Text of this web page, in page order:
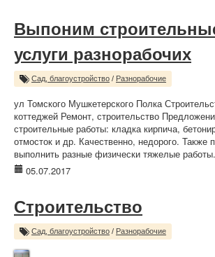
Выпоним
услуги разнорабочих
Сад, благоустройство / Разнорабочие
ул Томского Мушкетерского Полка
коттеджей Ремонт, строительство
строительные работы: кладка кирпича,
отмосток и др. Качественно, недорого. Также
выполнить разные физически тяжелые
05.07.2017
Строительство
Сад, благоустройство / Разнорабочие